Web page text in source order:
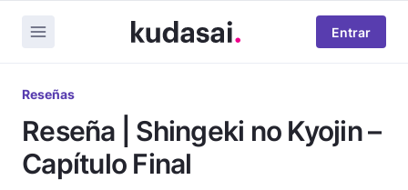
Entrar
Reseñas
Reseña | Shingeki no Kyojin –
Capítulo Final